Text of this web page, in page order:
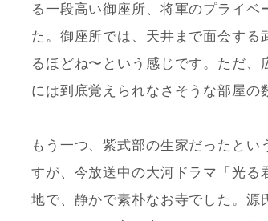
る一段高い御座所、将軍のプライ
た。御座所では、天井まで面会す
るほどね〜という感じです。ただ、
には到底覚えられなさそうな部屋の
もう一つ、紫式部の生家だったと
すが、今放送中の大河ドラマ「光
地で、静かで素朴なお寺でした。